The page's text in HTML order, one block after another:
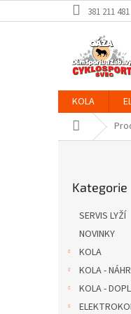
na
381 211 481
KOLA
Domů
kategorie
Kategorie
SERVIS LYŽÍ
NOVINKY
KOLA
KOLA -
KOLA -